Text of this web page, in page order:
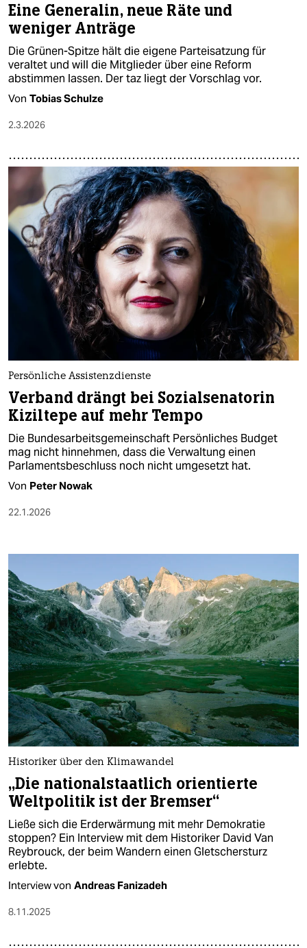
Eine Generalin, neue Räte und
weniger Anträge
Die Grünen-Spitze hält die eigene Parteisatzung für
veraltet und will die Mitglieder über eine Reform
abstimmen lassen. Der taz liegt der Vorschlag vor.
Von Tobias Schulze
2.3.2026
Persönliche Assistenzdienste
Verband drängt bei Sozialsenatorin
Kiziltepe auf mehr Tempo
Die Bundesarbeitsgemeinschaft Persönliches Budget
mag nicht hinnehmen, dass die Verwaltung einen
Parlamentsbeschluss noch nicht umgesetzt hat.
Von Peter Nowak
22.1.2026
Historiker über den Klimawandel
„Die nationalstaatlich orientierte
Weltpolitik ist der Bremser“
Ließe sich die Erderwärmung mit mehr Demokratie
stoppen? Ein Interview mit dem Historiker David Van
Reybrouck, der beim Wandern einen Gletschersturz
erlebte.
Interview von Andreas Fanizadeh
8.11.2025